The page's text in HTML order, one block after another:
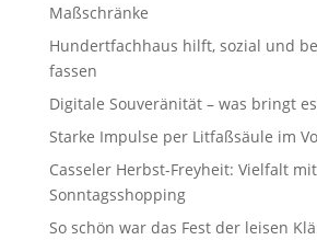
Maßschränke
Hundertfachhaus hilft, sozial und
fassen
Digitale Souveränität – was bringt
Starke Impulse per Litfaßsäule im
Casseler Herbst-Freyheit: Vielfalt mit
Sonntagsshopping
So schön war das Fest der leisen